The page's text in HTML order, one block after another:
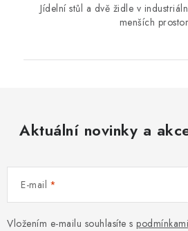
Jídelní stůl a dvě židle v
menších
Aktuální novinky a
E-mail
Vložením e-mailu souhlasíte s